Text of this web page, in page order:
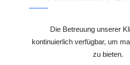
Die Betreuung unserer
kontinuierlich verfügbar, um
zu bieten.